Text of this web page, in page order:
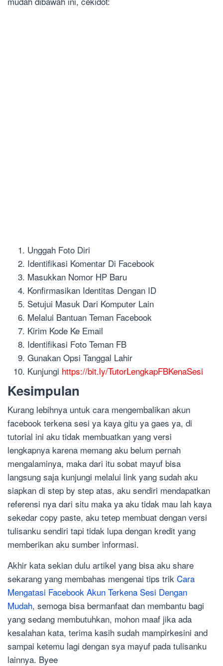
Unggah Foto Diri
Identifikasi Komentar Di Facebook
Masukkan Nomor HP Baru
Konfirmasikan Identitas Dengan ID
Setujui Masuk Dari Komputer Lain
Melalui Bantuan Teman Facebook
Kirim Kode Ke Email
Identifikasi Foto Teman FB
Gunakan Opsi Tanggal Lahir
Kunjungi https://bit.ly/TutorLengkapFBKenaSesi
Kesimpulan
Kurang lebihnya untuk cara mengembalikan akun
facebook terkena sesi ya kaya gitu ya gaes ya, di
tutorial ini aku tidak membuatkan yang versi
lengkapnya karena memang aku belum pernah
mengalaminya, maka dari itu sobat mayuf bisa
langsung saja kunjungi melalui link yang sudah aku
siapkan di step by step atas, aku sendiri mendapatkan
referensi nya dari situ maka ya aku tidak mau lah kaya
sekedar copy paste, aku tetep membuat dengan versi
tulisanku sendiri tapi tidak lupa dengan kredit yang
memberikan aku sumber informasi.
Akhir kata sekian dulu artikel yang bisa aku share
sekarang yang membahas mengenai tips trik Cara
Mengatasi Facebook Akun Terkena Sesi Dengan
Mudah, semoga bisa bermanfaat dan membantu bagi
yang sedang membutuhkan, mohon maaf jika ada
kesalahan kata, terima kasih sudah mampirkesini and
sampai ketemu lagi dengan sya mayuf pada tulisanku
lainnya. Byee